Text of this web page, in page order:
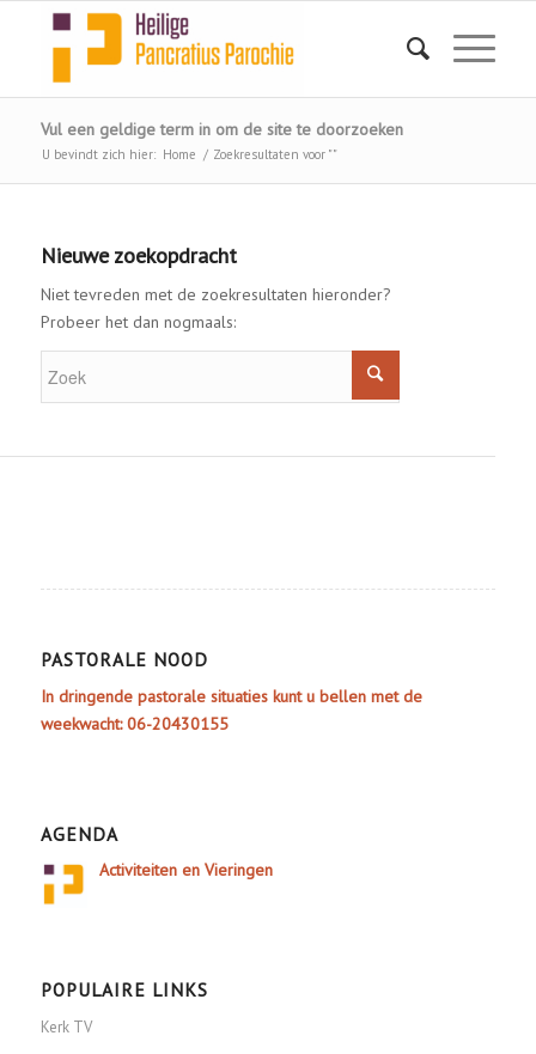
Vul een geldige term in om de site te doorzoeken
U bevindt zich hier: Home / Zoekresultaten voor ""
Nieuwe zoekopdracht
Niet tevreden met de zoekresultaten hieronder?
Probeer het dan nogmaals:
PASTORALE NOOD
In dringende pastorale situaties kunt u bellen met de
weekwacht: 06-20430155
AGENDA
Activiteiten en Vieringen
POPULAIRE LINKS
Kerk TV